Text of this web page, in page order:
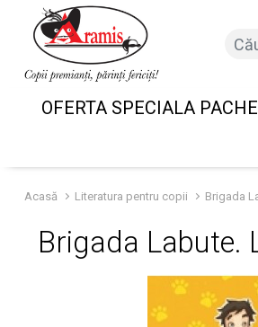
OFERTA SPECIALA
Acasă Literatura pentru copii Brigada
Brigada Labute.